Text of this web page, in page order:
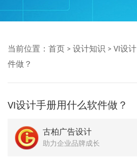
当前位置： 首页 > 设计知识 > VI设计
件做？
VI设计手册用什么软件做？
古柏广告设计
助力企业品牌成长